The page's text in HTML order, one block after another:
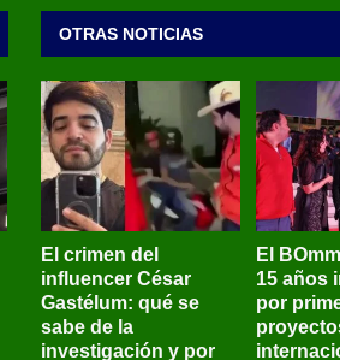
OTRAS NOTICIAS
El crimen del
influencer César
Gastélum: qué se
sabe de la
investigación y por
El
15 años
por